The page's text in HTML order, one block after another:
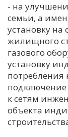
- на
семьи, а
установку
жилищного
газового
установку
потребления
подключение
к сетям
объекта